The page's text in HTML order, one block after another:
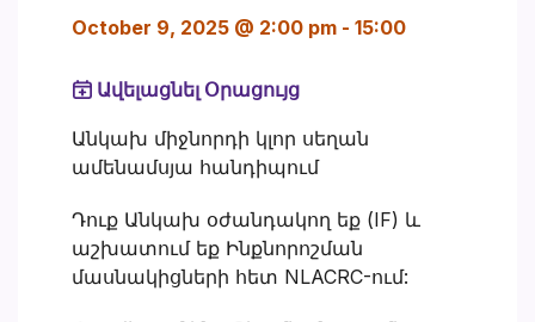
October 9, 2025 @ 2:00 pm - 15:00
Ավելացնել Օրացույց
Անկախ միջնորդի կլոր սեղան
ամենամսյա հանդիպում
Դուք Անկախ օժանդակող եք (IF) և
աշխատում եք Ինքնորոշման
մասնակիցների հետ NLACRC-ում: